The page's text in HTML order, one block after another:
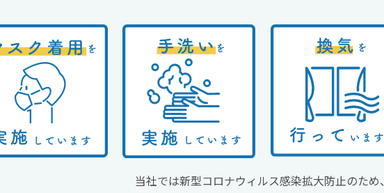
当社では新型コロナウィルス感染拡大防止のため、